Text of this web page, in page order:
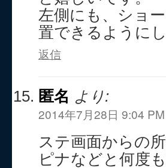
左側にも、ショ
置できるように
返信
匿名 より:
2014年7月28日 9:04 PM
ステ画面からの
ピナなどと何度